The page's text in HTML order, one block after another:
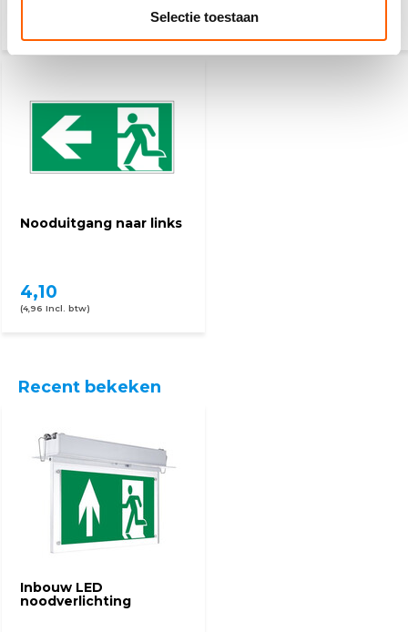
Selectie toestaan
4,10
Nooduitgang naar links
4,10
(4,96 Incl. btw)
Recent bekeken
Inbouw LED
noodverlichting